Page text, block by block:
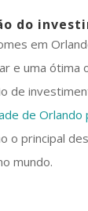
do
em
e uma ótima
de
de Orlando
o principal
mundo.